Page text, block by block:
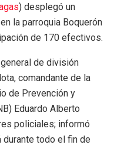
) desplegó un
la parroquia Boquerón
de 170 efectivos.
de división
comandante de la
de Prevención y
Eduardo Alberto
policiales; informó
todo el fin de